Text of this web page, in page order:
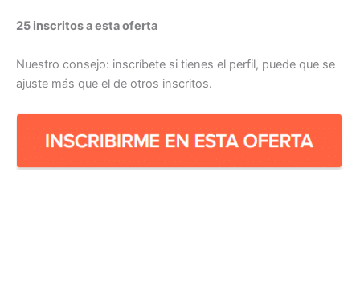
25 inscritos a esta oferta
Nuestro consejo: inscríbete si tienes el perfil, puede que se
ajuste más que el de otros inscritos.